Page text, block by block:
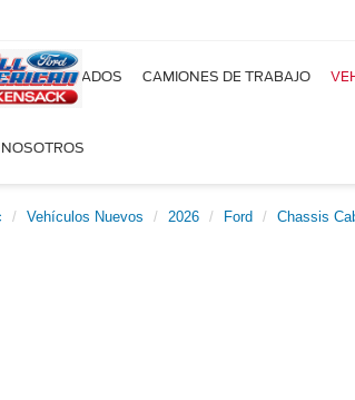
USADOS CAMIONES DE TRABAJO
Vehículos Nuevos 2026 Ford Chassis